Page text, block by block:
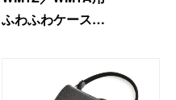
ふわふわケース